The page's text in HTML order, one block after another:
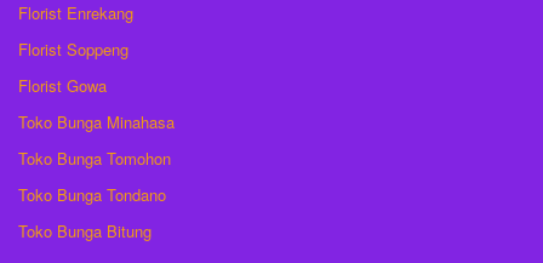
Florist Enrekang
Florist Soppeng
Florist Gowa
Toko Bunga Minahasa
Toko Bunga Tomohon
Toko Bunga Tondano
Toko Bunga Bitung